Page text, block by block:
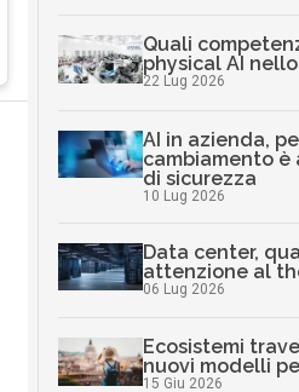
Quali
physical AI
22 Lug 2026
AI in azienda,
cambiamento è
di sicurezza
10 Lug 2026
Data center,
attenzione al
06 Lug 2026
Ecosistemi
nuovi modelli
15 Giu 2026